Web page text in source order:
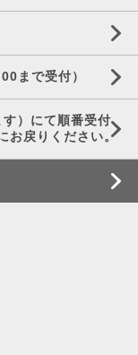
まで受付）
）にて順番受付
お戻りください。